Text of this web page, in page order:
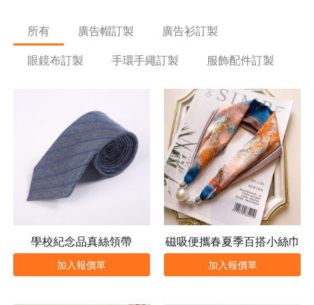
所有 廣告帽訂製
廣告衫訂製
眼鏡布訂製
手環手繩訂製 服飾配件訂製
學校紀念品真絲領帶
加入報價單
磁吸便攜春夏季百搭小絲巾
加入報價單